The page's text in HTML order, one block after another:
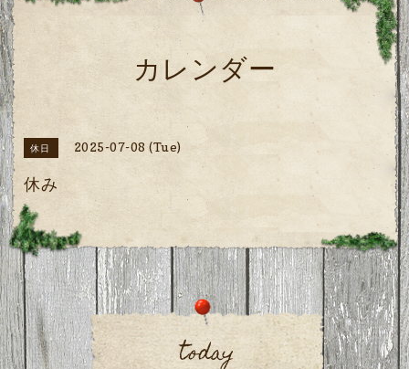
カレンダー
休日 2025-07-08 (Tue)
休み
today